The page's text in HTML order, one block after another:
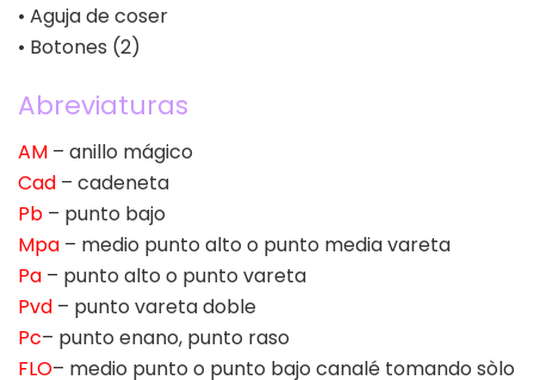
• Aguja de coser
• Botones (2)
Abreviaturas
AM – anillo mágico
Cad – cadeneta
Pb – punto bajo
Mpa – medio punto alto o punto media vareta
Pa – punto alto o punto vareta
Pvd – punto vareta doble
Pc– punto enano, punto raso
FLO– medio punto o punto bajo canalé tomando sòlo